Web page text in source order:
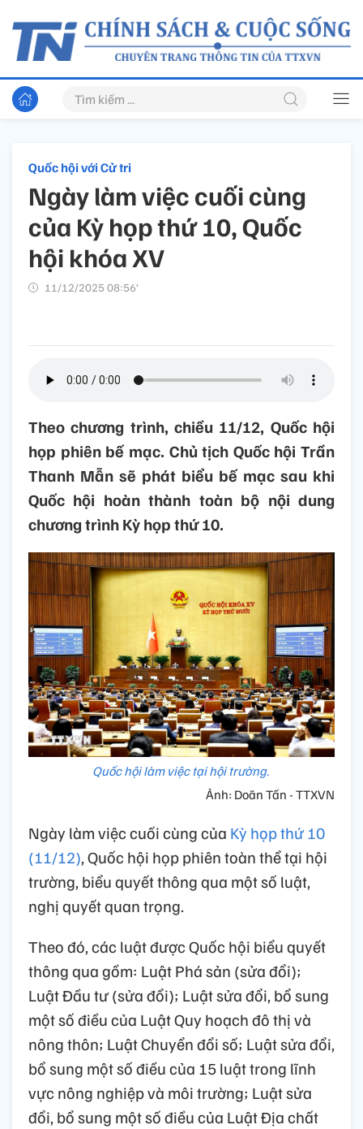
Quốc hội với Cử tri
Ngày làm việc cuối cùng
của Kỳ họp thứ 10, Quốc
hội khóa XV
11/12/2025 08:56’
Theo chương trình, chiều 11/12, Quốc hội
họp phiên bế mạc. Chủ tịch Quốc hội Trần
Thanh Mẫn sẽ phát biểu bế mạc sau khi
Quốc hội hoàn thành toàn bộ nội dung
chương trình Kỳ họp thứ 10.
Quốc hội làm việc tại hội trường.
Ảnh: Doãn Tấn - TTXVN
Ngày làm việc cuối cùng của Kỳ họp thứ 10
(11/12), Quốc hội họp phiên toàn thể tại hội
trường, biểu quyết thông qua một số luật,
nghị quyết quan trọng.
Theo đó, các luật được Quốc hội biểu quyết
thông qua gồm: Luật Phá sản (sửa đổi);
Luật Đầu tư (sửa đổi); Luật sửa đổi, bổ sung
một số điều của Luật Quy hoạch đô thị và
nông thôn; Luật Chuyển đổi số; Luật sửa đổi,
bổ sung một số điều của 15 luật trong lĩnh
vực nông nghiệp và môi trường; Luật sửa
đổi, bổ sung một số điều của Luật Địa chất